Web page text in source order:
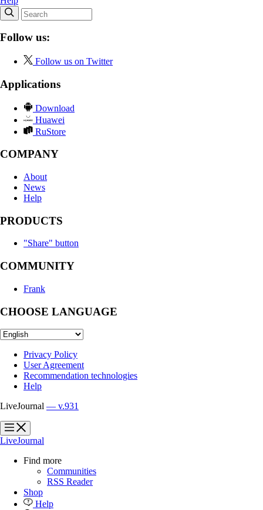
Follow us:
Follow us on Twitter
Applications
Download
Huawei
RuStore
COMPANY
About
News
Help
PRODUCTS
"Share" button
COMMUNITY
Frank
CHOOSE LANGUAGE
Privacy Policy
User Agreement
Recommendation technologies
Help
LiveJournal — v.931
?
?
LiveJournal
Find more
Communities
RSS Reader
Shop
Help